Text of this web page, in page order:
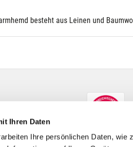
Ihren Daten
Ihre persönlichen Daten, wie
besteht aus Leinen und